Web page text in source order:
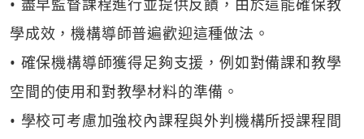
• 盡早監督課程進行並提供反饋，由於這能確保教
學成效，機構導師普遍歡迎這種做法。
• 確保機構導師獲得足夠支援，例如對備課和教學
空間的使用和對教學材料的準備。
• 學校可考慮加強校內課程與外判機構所授課程間